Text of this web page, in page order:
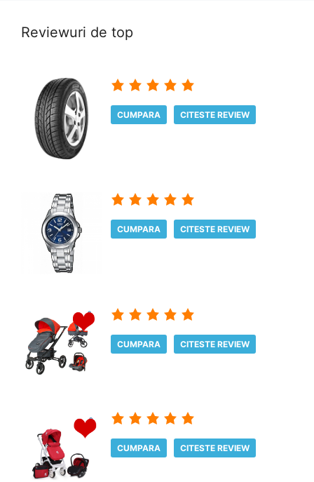
Reviewuri de top
CUMPARA CITESTE REVIEW
CUMPARA CITESTE REVIEW
CUMPARA CITESTE REVIEW
CUMPARA CITESTE REVIEW